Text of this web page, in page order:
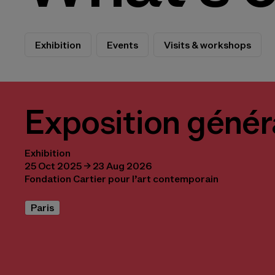
Exhibition Events Visits & workshops
Exposition
Exhibition
25 Oct 2025 → 23 Aug 2026
Fondation Cartier pour l’art contemporain
Paris